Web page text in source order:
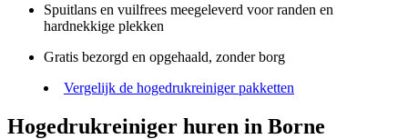
Spuitlans en vuilfrees meegeleverd voor randen en
hardnekkige plekken
Gratis bezorgd en opgehaald, zonder borg
Vergelijk de hogedrukreiniger pakketten
Hogedrukreiniger huren in Borne